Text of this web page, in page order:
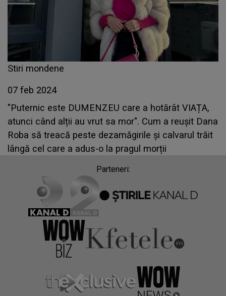
Stiri mondene
07 feb 2024
"Puternic este DUMENZEU care a hotărât VIAȚA,
atunci când alții au vrut sa mor". Cum a reușit Dana
Roba să treacă peste dezamăgirile și calvarul trăit
lângă cel care a adus-o la pragul morții
Parteneri: